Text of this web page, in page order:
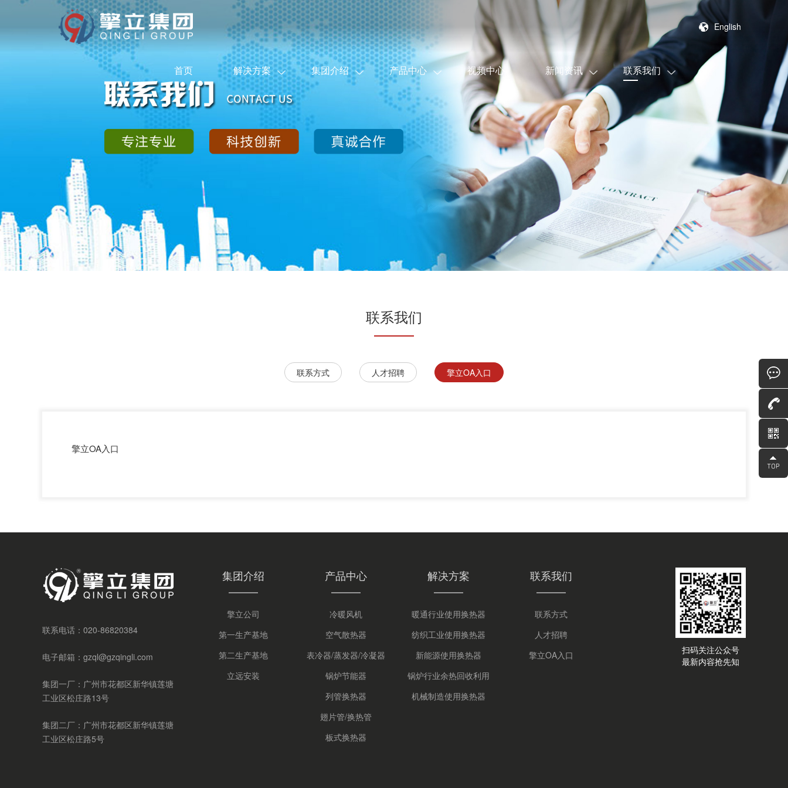
English
首页 解决方案 集团介绍 产品中心 视频中心 新闻资讯 联系我们
联系我们
联系方式 人才招聘 擎立OA入口
擎立OA入口
联系电话： 020-86820384
电子邮箱： gzql@gzqingli.com
集团一厂：广州市花都区新华镇莲塘
工业区松庄路13号
集团二厂：广州市花都区新华镇莲塘
工业区松庄路5号
集团介绍
擎立公司
第一生产基地
第二生产基地
立远安装
产品中心
冷暖风机
空气散热器
表冷器/蒸发器/冷凝器
锅炉节能器
列管换热器
翅片管/换热管
板式换热器
解决方案
暖通行业使用换热器
纺织工业使用换热器
新能源使用换热器
锅炉行业余热回收利用
机械制造使用换热器
联系我们
联系方式
人才招聘
擎立OA入口
扫码关注公众号
最新内容抢先知